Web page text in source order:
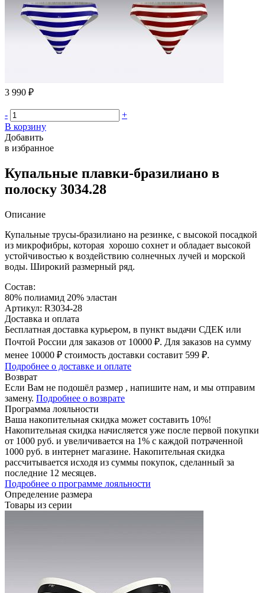
3 990 ₽
-
+
В корзину
Добавить
в избранное
Купальные плавки-бразилиано в
полоску 3034.28
Описание
Купальные трусы-бразилиано на резинке, с высокой посадкой
из микрофибры, которая хорошо сохнет и обладает высокой
устойчивостью к воздействию солнечных лучей и морской
воды. Широкий размерный ряд.
Состав:
80% полиамид 20% эластан
Артикул: R3034-28
Доставка и оплата
Бесплатная доставка курьером, в пункт выдачи СДЕК или
Почтой России для заказов от 10000 ₽. Для заказов на сумму
менее 10000 ₽ стоимость доставки составит 599 ₽.
Подробнее о доставке и оплате
Возврат
Если Вам не подошёл размер , напишите нам, и мы отправим
замену. Подробнее о возврате
Программа лояльности
Ваша накопительная скидка может составить 10%!
Накопительная скидка начисляется уже после первой покупки
от 1000 руб. и увеличивается на 1% с каждой потраченной
1000 руб. в интернет магазине. Накопительная скидка
рассчитывается исходя из суммы покупок, сделанный за
последние 12 месяцев.
Подробнее о программе лояльности
Определение размера
Товары из серии